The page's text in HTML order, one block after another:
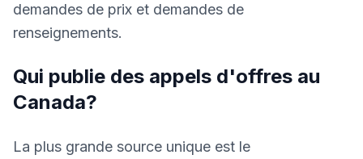
demandes de prix et demandes de
renseignements.
Qui publie des appels d'offres au
Canada?
La plus grande source unique est le